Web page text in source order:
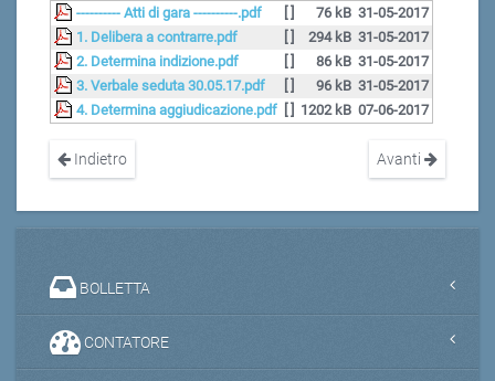
---------- Atti di gara ----------.pdf 76 kB 31-05-2017
1. Delibera a contrarre.pdf
294 kB 31-05-2017
2. Determina indizione.pdf
86 kB 31-05-2017
3. Verbale seduta 30.05.17.pdf
96 kB 31-05-2017
4. Determina aggiudicazione.pdf
1202 kB 07-06-2017
Indietro Avanti
BOLLETTA
CONTATORE